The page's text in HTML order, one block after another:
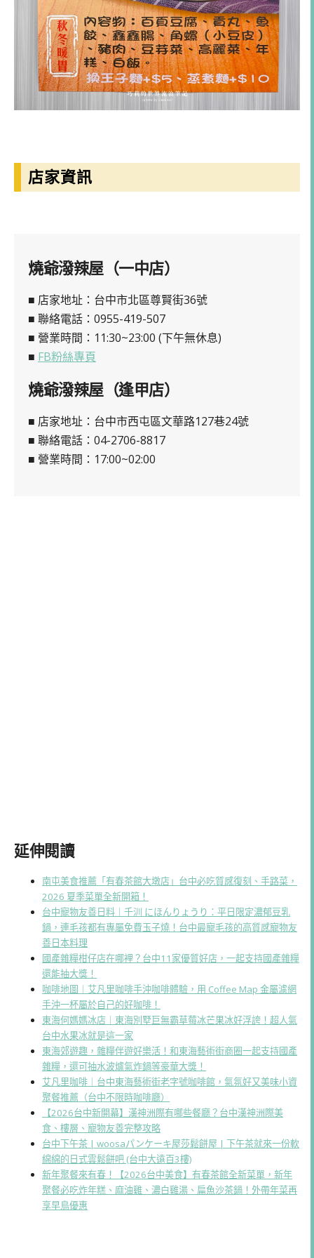
店家資訊
燒爺潑辣屋（一中店）
■ 店家地址：台中市北區尊賢街36號
■ 聯絡電話：0955-419-507
■ 營業時間：11:30~23:00 (下午無休息)
■ FB粉絲專頁
燒爺潑辣屋（逢甲店）
■ 店家地址：台中市西屯區文華路127巷24號
■ 聯絡電話：04-2706-8817
■ 營業時間：17:00~02:00
延伸閱讀
南屯美食推薦「有春茶館大墩店」台中必吃質感復刻、手路菜，
2026 夏季菜單全新開箱！
台中寵物友善日料｜千汌 にほんりょうり：平日限定濃郁豆乳
鍋，連毛孩都有專屬免費玉子燒！台中最寵毛孩的高質感寵物友
善日本料理
國產雜糧柑仔店在哪裡？台中11家優質好店，一起支持國產雜糧
還能抽大獎！
咖啡地圖｜艾凡里咖啡手沖咖啡體驗，用 Coffee Map 金屬濾網
手沖一杯屬於自己的好咖啡！
東海何媽媽冰店｜東海別墅巨無霸草莓冰芒果冰好浮誇！超人氣
台中水果冰就是這一家
東海郊遊趣，雜糧伴遊好樂活！和東海藝術街商圈一起支持國產
雜糧，還可抽水波爐氣炸鍋等豪華大獎！
艾凡里咖啡｜台中東海藝術街老字號咖啡館，氣氛好又美味小資
聚餐推薦（台中不限時咖啡廳）
【2026台中新開幕】漢神洲際有哪些餐廳？台中漢神洲際美
食、樓層、寵物友善完整攻略
台中下午茶 | woosaパンケーキ屋莎鬆餅屋 | 下午茶就來一份軟
綿綿的日式雲鬆餅吧 (台中大遠百3樓)
新年聚餐來有春！【2026台中美食】有春茶館全新菜單，新年
聚餐必吃炸年糕、麻油雞、濃白雞湯、扁魚沙茶鍋！外帶年菜再
享早鳥優惠